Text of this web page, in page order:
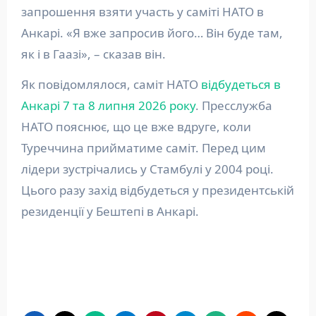
запрошення взяти участь у саміті НАТО в
Анкарі. «Я вже запросив його… Він буде там,
як і в Гаазі», – сказав він.
Як повідомлялося, саміт НАТО відбудеться в
Анкарі 7 та 8 липня 2026 року. Пресслужба
НАТО пояснює, що це вже вдруге, коли
Туреччина прийматиме саміт. Перед цим
лідери зустрічались у Стамбулі у 2004 році.
Цього разу захід відбудеться у президентській
резиденції у Бештепі в Анкарі.